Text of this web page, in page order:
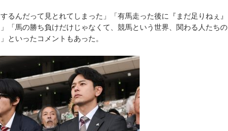
んだって見とれてしまった」「有馬走った後に『まだ足りねぇ』
「馬の勝ち負けだけじゃなくて、競馬という世界、関わる人たちの
といったコメントもあった。